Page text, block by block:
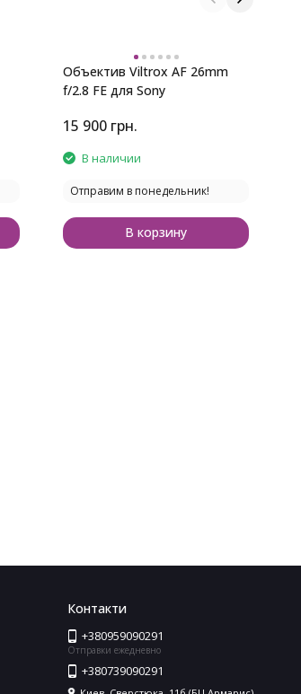
Объектив Viltrox AF 26mm
f/2.8 FE для Sony
15 900 грн.
В наличии
Отправим в понедельник!
В корзину
Контакти
+380959090291
Отправки ежедневно
+380739090291